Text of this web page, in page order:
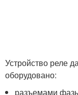
Устройство реле
оборудовано:
разъемами